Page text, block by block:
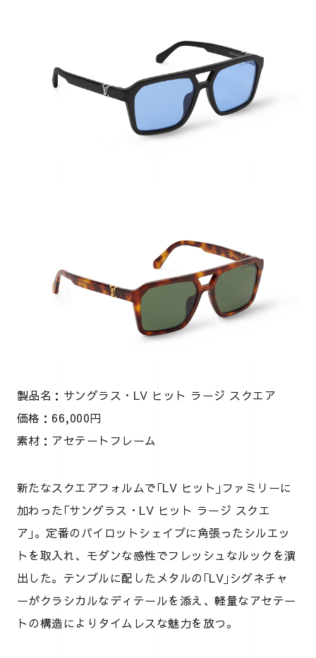
製品名：サングラス・LV ヒット ラージ スクエア
価格：66,000円
素材：アセテートフレーム
新たなスクエアフォルムで｢LV ヒット｣ファミリーに
加わった｢サングラス・LV ヒット ラージ スクエ
ア｣。定番のパイロットシェイプに角張ったシルエッ
トを取入れ、モダンな感性でフレッシュなルックを演
出した。テンプルに配したメタルの｢LV｣シグネチャ
ーがクラシカルなディテールを添え、軽量なアセテー
トの構造によりタイムレスな魅力を放つ。